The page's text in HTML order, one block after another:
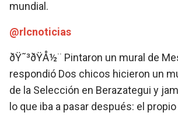
mundial.
@rlcnoticias
ðŸ˜³ðŸÅ½¨ Pintaron un mural de
respondió Dos chicos hicieron un
de la Selección en Berazategui y
lo que iba a pasar después: el